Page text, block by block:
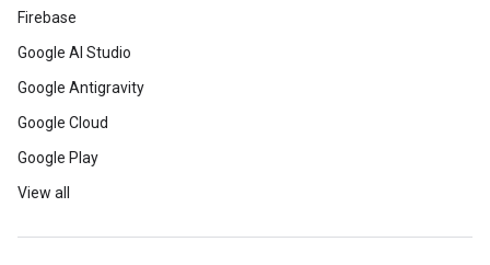
Firebase
Google AI Studio
Google Antigravity
Google Cloud
Google Play
View all